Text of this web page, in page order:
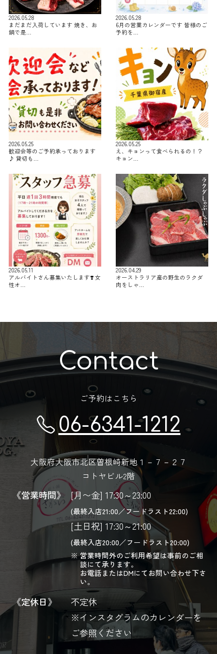
2026.05.28
まだまだ入荷しています 焼き、お
鍋で是…
2026.05.28
6月の営業カレンダーです 皆様のご
予約を…
2026.05.25
歓迎会等のご予約承っております
♪ 貸切も…
2026.05.25
え、キョンって食べられるの！？
キョン…
2026.05.11
アルバイトさん募集いたします❣️ 女
性オ…
2026.04.29
オーストラリア産の野生のラクダ
肉をしゃ…
Contact
ご予約はこちら
06-6341-1212
大阪府大阪市北区曽根崎新地１－７－２７
コトヤビル2階
《営業時間》 [月〜金] 17:30～23:00
(最終入店21:00／フードラスト22:00)
[土日祝] 17:30～21:00
(最終入店20:00／フードラスト20:00)
営業時間外のご利用希望は事前のご相
談にて承ります。
お電話またはDMにてお問い合わせ下さ
い。
《定休日》
不定休
※インスタグラムのカレンダーを
ご参照ください